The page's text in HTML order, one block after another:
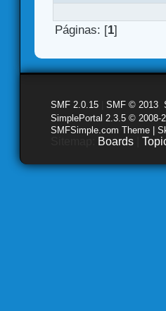
Páginas: [1]
SMF 2.0.15 SMF © 2013
SimplePortal 2.3.5 © 2008-
SMFSimple.com Theme |
Boards